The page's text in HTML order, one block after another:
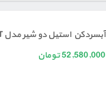
آبسردکن استیل دو شیر مدل ۲NBT
52,580,000تومان